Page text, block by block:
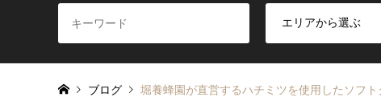
ブログ 堀養蜂園が直営するハチミツを使用したソフ